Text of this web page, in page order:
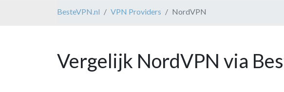
BesteVPN.nl VPN Providers NordVPN
Vergelijk NordVPN via